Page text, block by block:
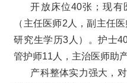
开放床位40张；现有
（主任医师2人，副主任
研究生学历3人）。护士
管护师11人，主治医师助产
产科整体实力强大，